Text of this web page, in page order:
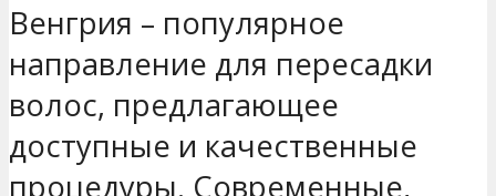
Венгрия – популярное
направление для пересадки
волос, предлагающее
доступные и качественные
процедуры. Современные,